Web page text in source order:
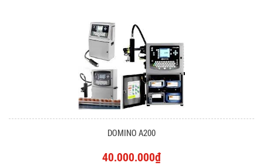
DOMINO A200
40.000.000₫